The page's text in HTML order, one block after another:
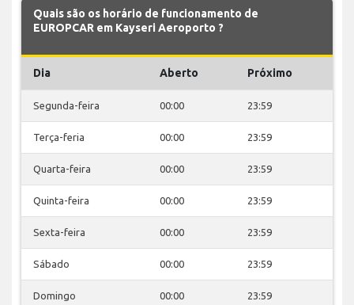
Quais são os horário de funcionamento de
EUROPCAR em Kayseri Aeroporto ?
Dia Aberto Próximo
Segunda-feira 00:00 23:59
Terça-feria 00:00 23:59
Quarta-feira 00:00 23:59
Quinta-feira 00:00 23:59
Sexta-feira 00:00 23:59
Sábado 00:00 23:59
Domingo 00:00 23:59